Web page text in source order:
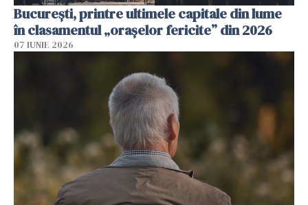
București, printre ultimele capitale din lume
în clasamentul „orașelor fericite” din 2026
07 IUNIE 2026